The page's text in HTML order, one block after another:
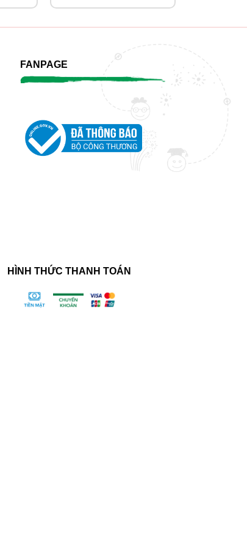
FANPAGE
HÌNH THỨC THANH TOÁN